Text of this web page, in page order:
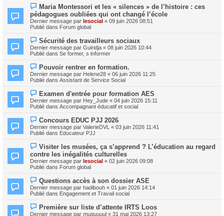
s
s
a
g
e
a
u
m
e
s
a
g
e
N
o
u
v
e
u
m
e
s
a
g
e
Maria Montessori et les « silences » de l’histoire : ces
pédagogues oubliées qui ont changé l’école
Dernier message par lesocial « 09 juin 2026 08:51
Publié dans Forum global
N
o
u
v
a
u
m
s
s
a
e
Sécurité des travailleurs sociaux
Dernier message par Guiridja « 08 juin 2026 10:44
Publié dans Se former, s informer
N
o
u
v
a
u
m
s
s
a
e
Pouvoir rentrer en formation.
Dernier message par Helene28 « 06 juin 2026 11:25
Publié dans Assistant de Service Social
N
o
u
v
a
u
m
s
s
a
g
e
Examen d'entrée pour formation AES
Dernier message par Hey_Jude « 04 juin 2026 15:11
Publié dans Accompagnant éducatif et social
N
o
u
v
a
u
m
e
s
a
g
e
Concours EDUC PJJ 2026
Dernier message par ValerieDVL « 03 juin 2026 11:41
Publié dans Educateur PJJ
N
u
v
e
u
m
e
s
a
Visiter les musées, ça s’apprend ? L’éducation au regard
contre les inégalités culturelles
Dernier message par lesocial « 02 juin 2026 09:08
Publié dans Forum global
N
o
u
v
a
u
Questions accès à son dossier ASE
Dernier message par hadibouh « 01 juin 2026 14:14
Publié dans Engagement et Travail social
N
o
Première sur liste d’attente IRTS Loos
Dernier message par muguuuul « 31 mai 2026 13:27